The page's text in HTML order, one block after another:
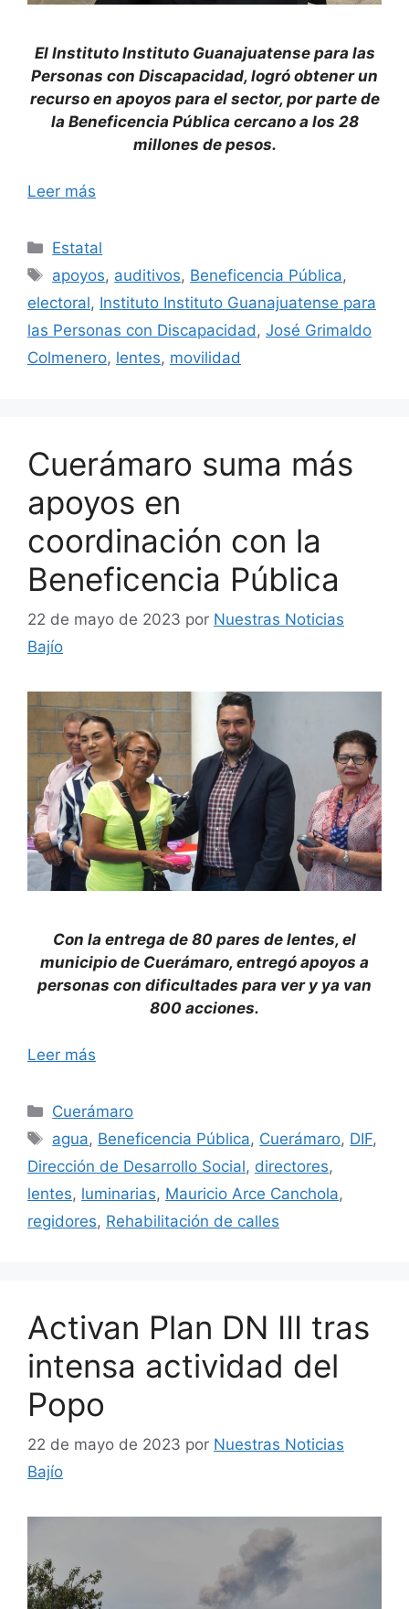
El Instituto Instituto Guanajuatense para las
Personas con Discapacidad, logró obtener un
recurso en apoyos para el sector, por parte de
la Beneficencia Pública cercano a los 28
millones de pesos.
Leer más
Categorías
Estatal
Etiquetas
apoyos, auditivos, Beneficencia Pública,
electoral, Instituto Instituto Guanajuatense para
las Personas con Discapacidad , José Grimaldo
Colmenero, lentes, movilidad
Cuerámaro suma más
apoyos en
coordinación con la
Beneficencia Pública
22 de mayo de 2023 por Nuestras Noticias
Bajío
Con la entrega de 80 pares de lentes, el
municipio de Cuerámaro, entregó apoyos a
personas con dificultades para ver y ya van
800 acciones.
Leer más
Categorías
Cuerámaro
Etiquetas
agua, Beneficencia Pública, Cuerámaro, DIF,
Dirección de Desarrollo Social, directores,
lentes, luminarias, Mauricio Arce Canchola,
regidores, Rehabilitación de calles
Activan Plan DN III tras
intensa actividad del
Popo
22 de mayo de 2023 por Nuestras Noticias
Bajío